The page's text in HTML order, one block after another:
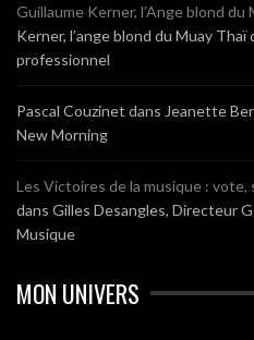
Guillaume Kerner, l’Ange blond du
Kerner, l’ange blond du Muay
professionnel
Pascal Couzinet dans Jeanette
New Morning
Les Victoires de la musique : vote,
dans Gilles Desangles, Directeur
Musique
MON UNIVERS